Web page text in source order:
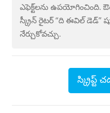
ఎఫెక్ట్‌లను ఉపయోగించింది.
స్క్రీన్ రైటర్ “ది ఈవిల్ డెడ్”
నేర్చుకోవచ్చు.
స్క్రిప్ట్